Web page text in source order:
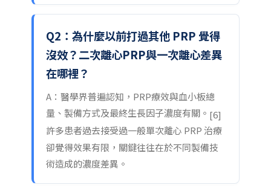
Q2：為什麼以前打過其他 PRP 覺得
沒效？二次離心PRP與一次離心差異
在哪裡？
A：醫學界普遍認知，PRP療效與血小板總
量、製備方式及最終生長因子濃度有關。 [6]
許多患者過去接受過一般單次離心 PRP 治療
卻覺得效果有限，關鍵往往在於不同製備技
術造成的濃度差異。